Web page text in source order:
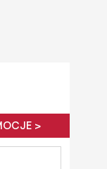
>